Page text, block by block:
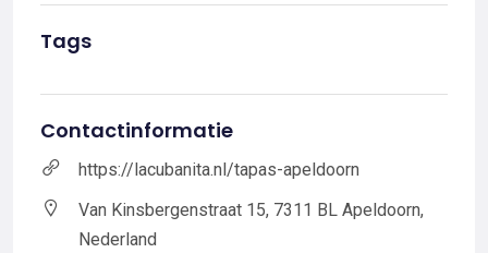
Tags
Contactinformatie
https://lacubanita.nl/tapas-apeldoorn
Van Kinsbergenstraat 15, 7311 BL Apeldoorn,
Nederland